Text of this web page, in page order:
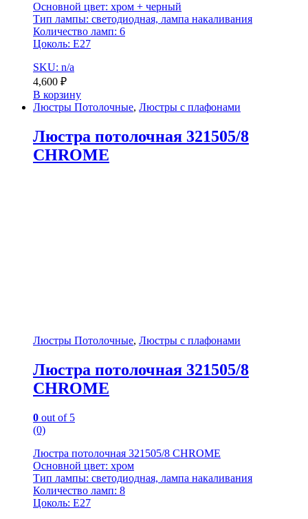
Основной цвет: хром + черный
Тип лампы: светодиодная, лампа накаливания
Количество ламп: 6
Цоколь: E27
SKU: n/a
4,600 ₽
В корзину
Люстры Потолочные, Люстры с плафонами
Люстра потолочная 321505/8
CHROME
Люстры Потолочные, Люстры с плафонами
Люстра потолочная 321505/8
CHROME
0 out of 5
(0)
Люстра потолочная 321505/8 CHROME
Основной цвет: хром
Тип лампы: светодиодная, лампа накаливания
Количество ламп: 8
Цоколь: E27